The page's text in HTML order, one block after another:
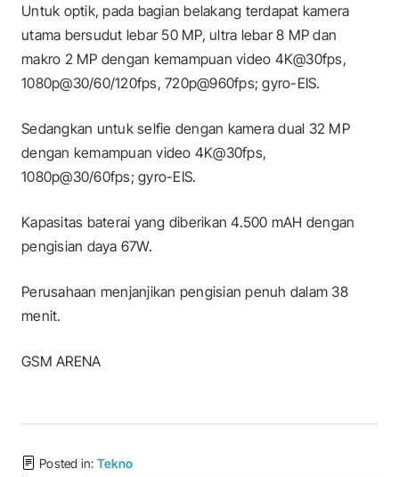
Untuk optik, pada bagian belakang terdapat kamera
utama bersudut lebar 50 MP, ultra lebar 8 MP dan
makro 2 MP dengan kemampuan video 4K@30fps,
1080p@30/60/120fps, 720p@960fps; gyro-EIS.
Sedangkan untuk selfie dengan kamera dual 32 MP
dengan kemampuan video 4K@30fps,
1080p@30/60fps; gyro-EIS.
Kapasitas baterai yang diberikan 4.500 mAH dengan
pengisian daya 67W.
Perusahaan menjanjikan pengisian penuh dalam 38
menit.
GSM ARENA
Posted in: Tekno